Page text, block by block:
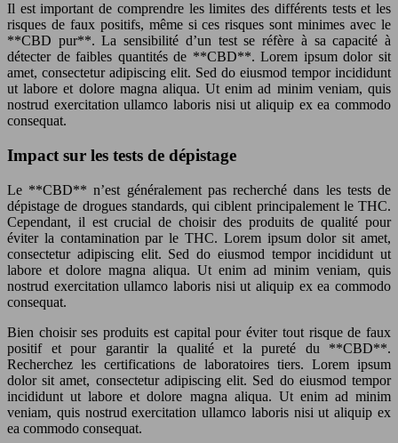
Il est important de comprendre les limites des différents tests et les
risques de faux positifs, même si ces risques sont minimes avec le
**CBD pur**. La sensibilité d’un test se réfère à sa capacité à
détecter de faibles quantités de **CBD**. Lorem ipsum dolor sit
amet, consectetur adipiscing elit. Sed do eiusmod tempor incididunt
ut labore et dolore magna aliqua. Ut enim ad minim veniam, quis
nostrud exercitation ullamco laboris nisi ut aliquip ex ea commodo
consequat.
Impact sur les tests de dépistage
Le **CBD** n’est généralement pas recherché dans les tests de
dépistage de drogues standards, qui ciblent principalement le THC.
Cependant, il est crucial de choisir des produits de qualité pour
éviter la contamination par le THC. Lorem ipsum dolor sit amet,
consectetur adipiscing elit. Sed do eiusmod tempor incididunt ut
labore et dolore magna aliqua. Ut enim ad minim veniam, quis
nostrud exercitation ullamco laboris nisi ut aliquip ex ea commodo
consequat.
Bien choisir ses produits est capital pour éviter tout risque de faux
positif et pour garantir la qualité et la pureté du **CBD**.
Recherchez les certifications de laboratoires tiers. Lorem ipsum
dolor sit amet, consectetur adipiscing elit. Sed do eiusmod tempor
incididunt ut labore et dolore magna aliqua. Ut enim ad minim
veniam, quis nostrud exercitation ullamco laboris nisi ut aliquip ex
ea commodo consequat.